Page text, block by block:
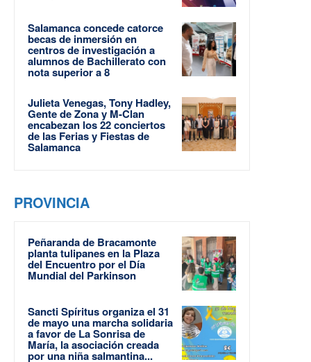
Salamanca concede catorce
becas de inmersión en
centros de investigación a
alumnos de Bachillerato con
nota superior a 8
Julieta Venegas, Tony Hadley,
Gente de Zona y M-Clan
encabezan los 22 conciertos
de las Ferias y Fiestas de
Salamanca
PROVINCIA
Peñaranda de Bracamonte
planta tulipanes en la Plaza
del Encuentro por el Día
Mundial del Parkinson
Sancti Spíritus organiza el 31
de mayo una marcha solidaria
a favor de La Sonrisa de
María, la asociación creada
por una niña salmantina...